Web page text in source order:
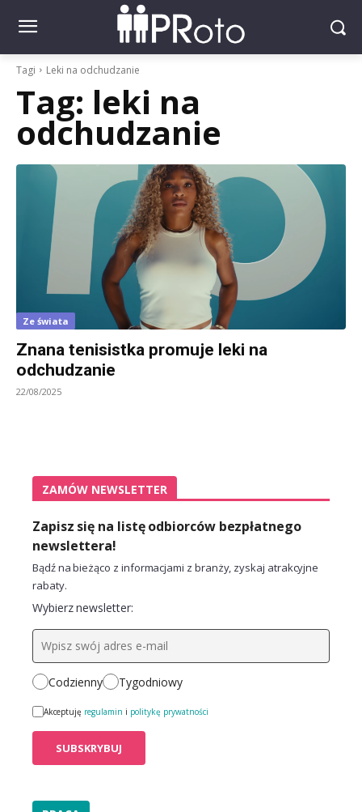
Tagi Leki na odchudzanie
Tag: leki na
odchudzanie
Ze świata
Znana tenisistka promuje leki na
odchudzanie
22/08/2025
ZAMÓW NEWSLETTER
Zapisz się na listę odbiorców bezpłatnego
newslettera!
Bądź na bieżąco z informacjami z branży, zyskaj atrakcyjne
rabaty.
Wybierz newsletter:
Codzienny Tygodniowy
Akceptuję regulamin i politykę prywatności